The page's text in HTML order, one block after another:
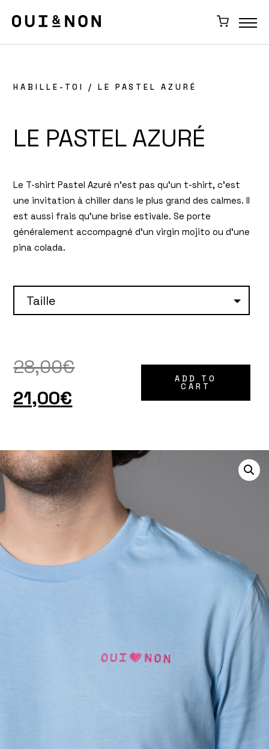
HABILLE-TOI / LE PASTEL AZURÉ
LE PASTEL AZURÉ
Le T-shirt Pastel Azuré n’est pas qu’un t-shirt, c’est
une invitation à chiller dans le plus grand des calmes. Il
est aussi frais qu’une brise estivale. Se porte
généralement accompagné d’un virgin mojito ou d’une
pina colada.
28,00€
21,00€
ADD TO
CART